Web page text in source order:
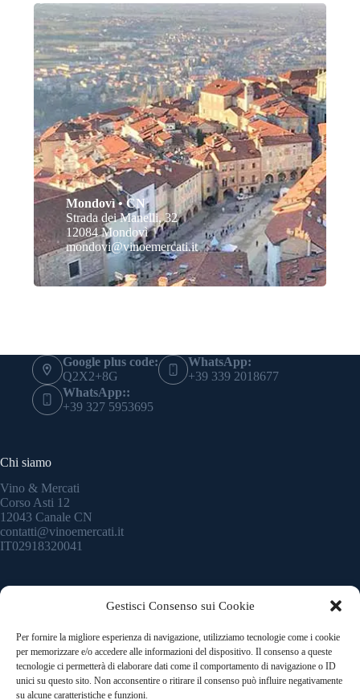
Gestisci Consenso sui Cookie
Per fornire la migliore esperienza di navigazione, utilizziamo tecnologie come i cookie
per memorizzare e/o accedere alle informazioni del dispositivo. Il consenso a queste
tecnologie ci permetterà di elaborare dati come il comportamento di navigazione o ID
unici su questo sito. Non acconsentire o ritirare il consenso può influire negativamente
su alcune caratteristiche e funzioni.
Mondovì • CN
Strada dei Manelli, 32
12084 Mondovì
mondovi@vinoemercati.it
Google plus code:
Q2X2+8G
WhatsApp:
+39 339 2018677
WhatsApp::
+39 327 5953695
Chi siamo
Vino & Mercati
Corso Asti 12
12043 Canale CN
contatti@vinoemercati.it
IT02918320041
Paolo Calvi
Federico Calvi
Valentina Franchin